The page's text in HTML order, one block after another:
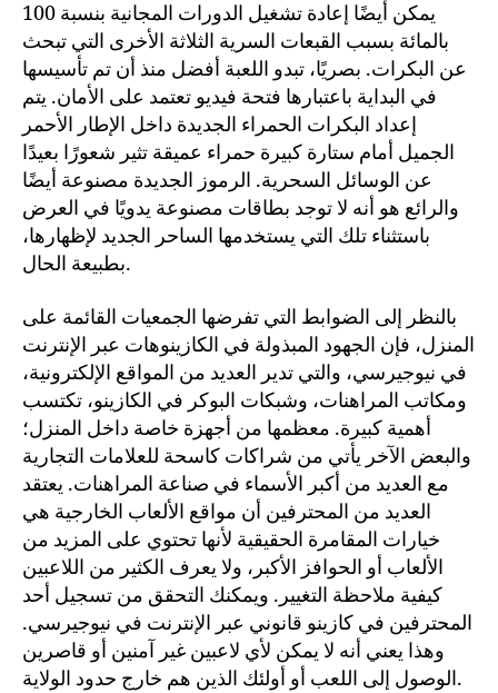
يمكن أيضًا إعادة تشغيل الدورات المجانية بنسبة 100
بالمائة بسبب القبعات السرية الثلاثة الأخرى التي تبحث
عن البكرات. بصريًا، تبدو اللعبة أفضل منذ أن تم تأسيسها
في البداية باعتبارها فتحة فيديو تعتمد على الأمان. يتم
إعداد البكرات الحمراء الجديدة داخل الإطار الأحمر
الجميل أمام ستارة كبيرة حمراء عميقة تثير شعورًا بعيدًا
عن الوسائل السحرية. الرموز الجديدة مصنوعة أيضًا
والرائع هو أنه لا توجد بطاقات مصنوعة يدويًا في العرض
باستثناء تلك التي يستخدمها الساحر الجديد لإظهارها،
بطبيعة الحال.
بالنظر إلى الضوابط التي تفرضها الجمعيات القائمة على
المنزل، فإن الجهود المبذولة في الكازينوهات عبر الإنترنت
في نيوجيرسي، والتي تدير العديد من المواقع الإلكترونية،
ومكاتب المراهنات، وشبكات البوكر في الكازينو، تكتسب
أهمية كبيرة. معظمها من أجهزة خاصة داخل المنزل؛
والبعض الآخر يأتي من شراكات كاسحة للعلامات التجارية
مع العديد من أكبر الأسماء في صناعة المراهنات. يعتقد
العديد من المحترفين أن مواقع الألعاب الخارجية هي
خيارات المقامرة الحقيقية لأنها تحتوي على المزيد من
الألعاب أو الحوافز الأكبر، ولا يعرف الكثير من اللاعبين
كيفية ملاحظة التغيير. ويمكنك التحقق من تسجيل أحد
المحترفين في كازينو قانوني عبر الإنترنت في نيوجيرسي.
وهذا يعني أنه لا يمكن لأي لاعبين غير آمنين أو قاصرين
الوصول إلى اللعب أو أولئك الذين هم خارج حدود الولاية.